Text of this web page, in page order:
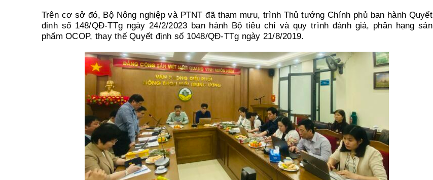
Trên cơ sở đó, Bộ Nông nghiệp và PTNT đã tham mưu, trình Thủ tướng Chính phủ ban hành Quyết
định số 148/QĐ-TTg ngày 24/2/2023 ban hành Bộ tiêu chí và quy trình đánh giá, phân hạng sản
phẩm OCOP, thay thế Quyết định số 1048/QĐ-TTg ngày 21/8/2019.